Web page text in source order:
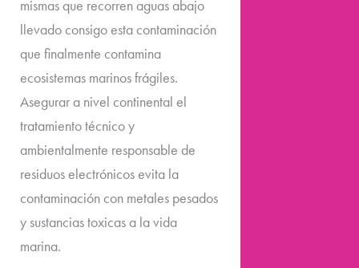
mismas que recorren aguas abajo
llevado consigo esta contaminación
que finalmente contamina
ecosistemas marinos frágiles.
Asegurar a nivel continental el
tratamiento técnico y
ambientalmente responsable de
residuos electrónicos evita la
contaminación con metales pesados
y sustancias toxicas a la vida
marina.